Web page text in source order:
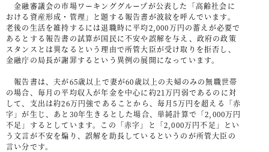
セミナー情報
HAGレポート
税理士変更をお考えの方
メールマガジン登録
ニュース
金融審議会の市場ワーキンググループが公表した「高齢社会に
おける資産形成・管理」と題する報告書が波紋を呼んでいます。
老後の生活を維持するには退職時に平均2,000万円の蓄えが必要で
あるとする報告書の試算が国民に不安や誤解を与え、政府の政策
スタンスとは異なるという理由で所管大臣が受け取りを拒否し、
金融庁の局長が謝罪するという異例の展開になっています。
報告書は、夫が65歳以上で妻が60歳以上の夫婦のみの無職世帯
の場合、毎月の平均収入が年金を中心に約21万円弱であるのに対
して、支出は約26万円強であることから、毎月5万円を超える「赤
字」が生じ、あと30年生きるとした場合、単純計算で「2,000万円
不足」するとしています。この「赤字」と「2,000万円不足」とい
う文言が不安を煽り、誤解を助長しているというのが所管大臣の
言い分です。